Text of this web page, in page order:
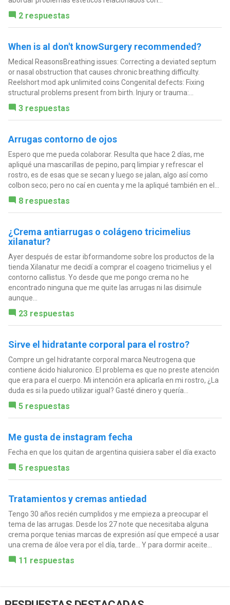
2 respuestas
When is aI don't knowSurgery recommended?
Medical ReasonsBreathing issues: Correcting a deviated septum
or nasal obstruction that causes chronic breathing difficulty.
Reelshort mod apk unlimited coins Congenital defects: Fixing
structural problems present from birth. Injury or trauma:...
3 respuestas
Arrugas contorno de ojos
Espero que me pueda colaborar. Resulta que hace 2 días, me
apliqué una mascarillas de pepino, parq limpiar y refrescar el
rostro, es de esas que se secan y luego se jalan, algo así como
colbon seco; pero no caí en cuenta y me la apliqué también en el...
8 respuestas
¿Crema antiarrugas o colágeno tricimelius
xilanatur?
Ayer después de estar ibformandome sobre los productos de la
tienda Xilanatur me decidí a comprar el coageno tricimelius y el
contorno callistus. Yo desde que me pongo crema no he
encontrado ninguna que me quite las arrugas ni las disimule
aunque...
23 respuestas
Sirve el hidratante corporal para el rostro?
Compre un gel hidratante corporal marca Neutrogena que
contiene ácido hialuronico. El problema es que no preste atención
que era para el cuerpo. Mi intención era aplicarla en mi rostro, ¿La
duda es si la puedo utilizar igual? Gasté dinero y quería...
5 respuestas
Me gusta de instagram fecha
Fecha en que los quitan de argentina quisiera saber el día exacto
5 respuestas
Tratamientos y cremas antiedad
Tengo 30 años recién cumplidos y me empieza a preocupar el
tema de las arrugas. Desde los 27 note que necesitaba alguna
crema porque tenias marcas de expresión así que empecé a usar
una crema de áloe vera por el día, tarde... Y para dormir aceite...
11 respuestas